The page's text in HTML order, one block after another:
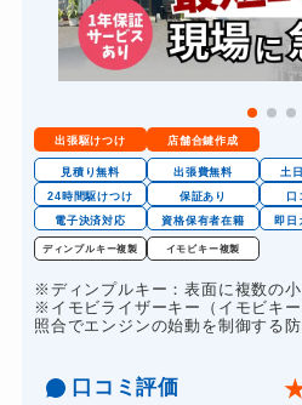
金庫カギ交換
ロッカーカギ開け
ドアノブカギ作成
ドアノブカギ交換
出張駆けつけ 店舗合鍵作成
見積り無料 出張費無料 土
24時間駆けつけ
保証あり 口
電子決済対応
資格保有者在籍 即日
ディンプルキー複製 イモビキー複製
※ディンプルキー：表面に複数の
※イモビライザーキー（イモビキ
照合でエンジンの始動を制御する
口コミ評価